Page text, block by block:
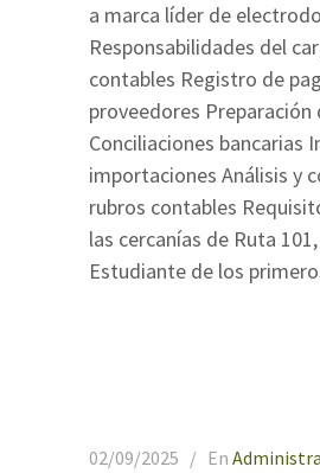
a marca líder de
Responsabilidades del
contables Registro de
proveedores Preparación
Conciliaciones bancarias
importaciones Análisis y
rubros contables
las cercanías de Ruta
Estudiante de los
02/09/2025 En